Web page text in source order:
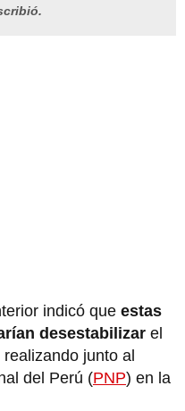
indicó que estas
desestabilizar el
junto al
del Perú (PNP) en la